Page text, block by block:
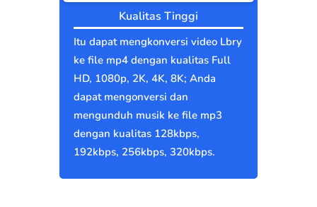
Kualitas Tinggi
Itu dapat mengkonversi video Lbry
ke file mp4 dengan kualitas Full
HD, 1080p, 2K, 4K, 8K; Anda
dapat mengonversi dan
mengunduh musik ke file mp3
dengan kualitas 128kbps,
192kbps, 256kbps, 320kbps.